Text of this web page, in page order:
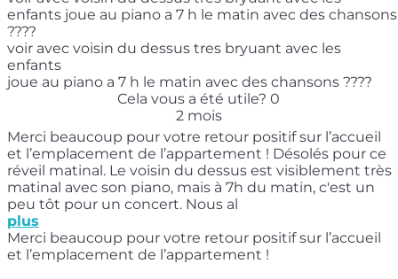
enfants joue au piano a 7 h le matin avec des chansons
????
voir avec voisin du dessus tres bryuant avec les
enfants
joue au piano a 7 h le matin avec des chansons ????
Cela vous a été utile? 0
2 mois
Merci beaucoup pour votre retour positif sur l’accueil
et l’emplacement de l’appartement ! Désolés pour ce
réveil matinal. Le voisin du dessus est visiblement très
matinal avec son piano, mais à 7h du matin, c'est un
peu tôt pour un concert. Nous al
plus
Merci beaucoup pour votre retour positif sur l’accueil
et l’emplacement de l’appartement !